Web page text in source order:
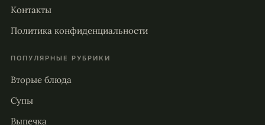
Контакты
Политика конфиденциальности
ПОПУЛЯРНЫЕ РУБРИКИ
Вторые блюда
Супы
Выпечка